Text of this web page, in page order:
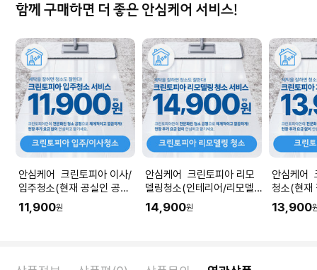
함께 구매하면 더 좋은 안심케어 서비스!
안심케어 크린토피아 이사/
입주청소(현재 공실인 공간
청소) I 공간 평수에 맞춰 수
량을 입력해주세요.
11,900원
안심케어 크린토피아 리모
델링청소(인테리어/리모델
링 공사 직후) I 공간 평수에
맞춰 수량을 입력해주세요.
14,900원
안심케어
청소(현재
소) I 공간
을 입력해
13,900